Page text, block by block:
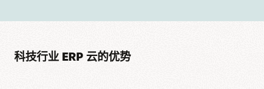
科技行业 ERP 云的优势